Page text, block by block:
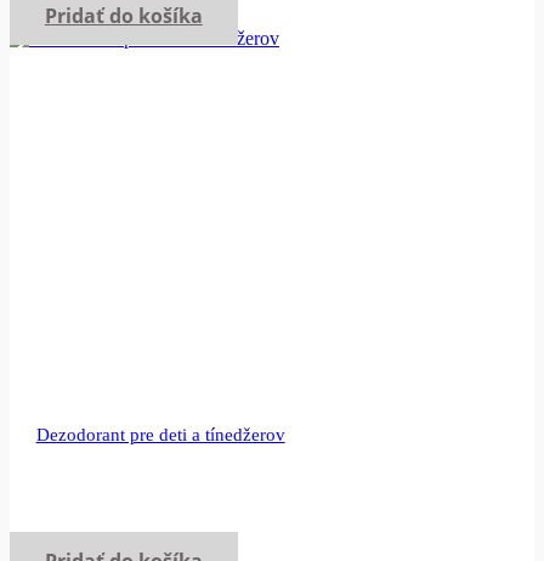
Pridať do košíka
Dezodorant pre deti a tínedžerov